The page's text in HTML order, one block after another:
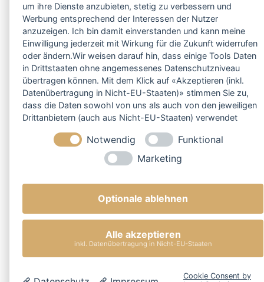
um ihre Dienste anzubieten, stetig zu verbessern und
Werbung entsprechend der Interessen der Nutzer
anzuzeigen. Ich bin damit einverstanden und kann meine
Einwilligung jederzeit mit Wirkung für die Zukunft widerrufen
oder ändern.Wir weisen darauf hin, dass einige Tools Daten
in Drittstaaten ohne angemessenes Datenschutzniveau
übertragen können. Mit dem Klick auf «Akzeptieren (inkl.
Datenübertragung in Nicht-EU-Staaten)» stimmen Sie zu,
dass die Daten sowohl von uns als auch von den jeweiligen
Drittanbietern (auch aus Nicht-EU-Staaten) verwendet
selbstverständlich jederzeit ändern.
Notwendig
Funktional
Marketing
Optionale ablehnen
Alle akzeptieren
inkl. Datenübertragung in Nicht-EU-Staaten
Cookie Consent by